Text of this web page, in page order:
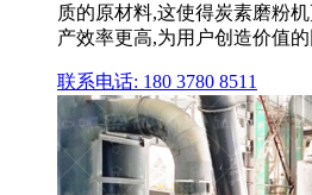
质的原材料,这使得炭素磨粉
产效率更高,为用户创造价值的
联系电话: 180 3780 8511